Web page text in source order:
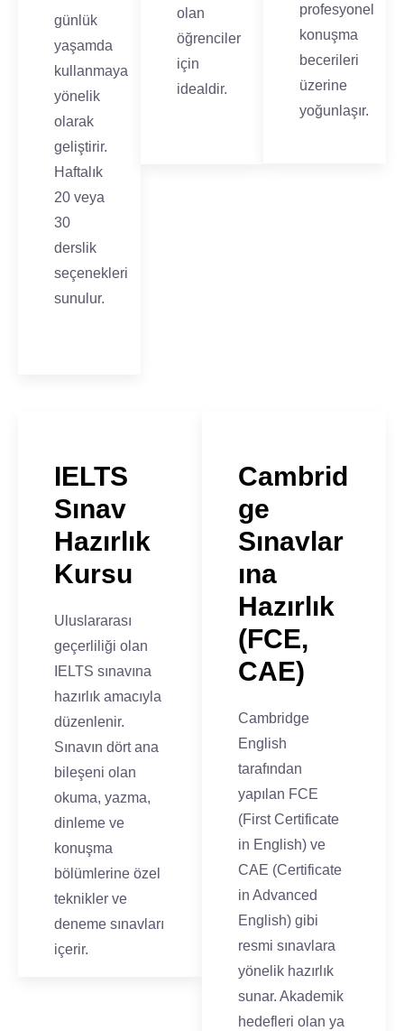
günlük
yaşamda
kullanmaya
yönelik
olarak
geliştirir.
Haftalık
20 veya
30
derslik
seçenekleri
sunulur.
olan
öğrenciler
için
idealdir.
profesyonel
konuşma
becerileri
üzerine
yoğunlaşır.
IELTS
Sınav
Hazırlık
Kursu
Uluslararası
geçerliliği olan
IELTS sınavına
hazırlık amacıyla
düzenlenir.
Sınavın dört ana
bileşeni olan
okuma, yazma,
dinleme ve
konuşma
bölümlerine özel
teknikler ve
deneme sınavları
içerir.
Cambrid
ge
Sınavlar
ına
Hazırlık
(FCE,
CAE)
Cambridge
English
tarafından
yapılan FCE
(First Certificate
in English) ve
CAE (Certificate
in Advanced
English) gibi
resmi sınavlara
yönelik hazırlık
sunar. Akademik
hedefleri olan ya